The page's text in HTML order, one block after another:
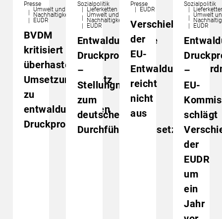
Presse
Umwelt und
Nachhaltigkeit
EUDR
BVDM
kritisiert
überhastetes
Umsetzungsgesetz
zu
entwaldungsfreien
Druckprodukten
Sozialpolitik
Lieferketten
Umwelt und
Nachhaltigkeit
EUDR
Entwaldungsfreie
Druckprodukte
–
Stellungnahme
zum
deutschen
Durchführungsgesetz
Presse
EUDR
Verschiebung
der
EU-
reicht
nicht
aus
Sozialpolitik
Umwelt
EUDR
–
EU-
schlägt
der
EUDR
um
ein
Jahr